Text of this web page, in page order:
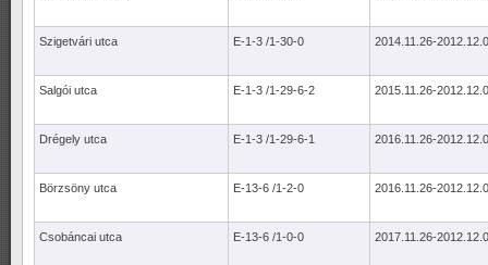
Szigetvári utca E-1-3 /1-30-0 2014.11.26-
Salgói utca E-1-3 /1-29-6-2 2015.11.26-
Drégely utca E-1-3 /1-29-6-1 2016.11.26-
Börzsöny utca E-13-6 /1-2-0 2016.11.26-
Csobáncai utca E-13-6 /1-0-0 2017.11.26-